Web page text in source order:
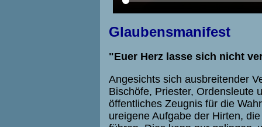
Glaubensmanifest
"Euer Herz lasse sich nicht
Angesichts sich ausbreitender
Bischöfe, Priester, Ordensleute
öffentliches Zeugnis für die
ureigene Aufgabe der Hirten,